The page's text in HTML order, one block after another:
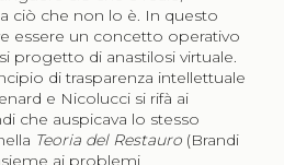
ciò che non lo è. In questo
essere un concetto operativo
progetto di anastilosi virtuale.
di trasparenza intellettuale
e Nicolucci si rifà ai
che auspicava lo stesso
Teoria del Restauro(Brandi
ai problemi